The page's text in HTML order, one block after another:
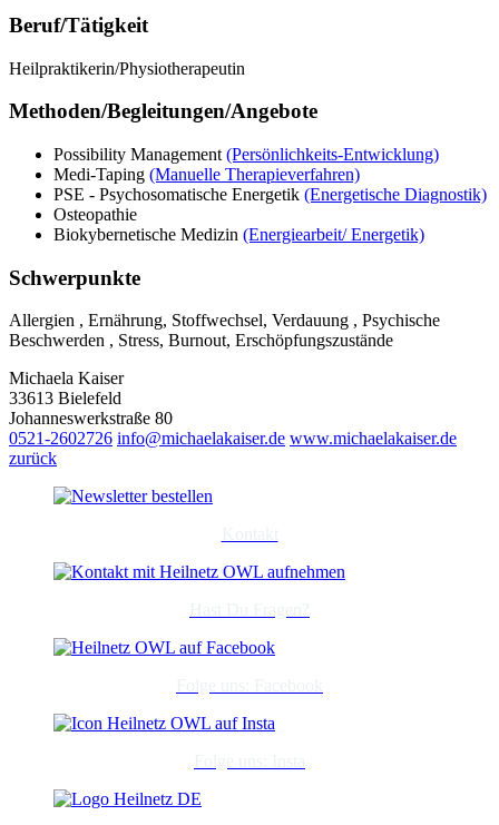
Beruf/Tätigkeit
Heilpraktikerin/Physiotherapeutin
Methoden/Begleitungen/Angebote
Possibility Management (Persönlichkeits-Entwicklung)
Medi-Taping (Manuelle Therapieverfahren)
PSE - Psychosomatische Energetik (Energetische Diagnostik)
Osteopathie
Biokybernetische Medizin (Energiearbeit/ Energetik)
Schwerpunkte
Allergien , Ernährung, Stoffwechsel, Verdauung , Psychische
Beschwerden , Stress, Burnout, Erschöpfungszustände
Michaela Kaiser
33613 Bielefeld
Johanneswerkstraße 80
0521-2602726 info@michaelakaiser.de www.michaelakaiser.de
zurück